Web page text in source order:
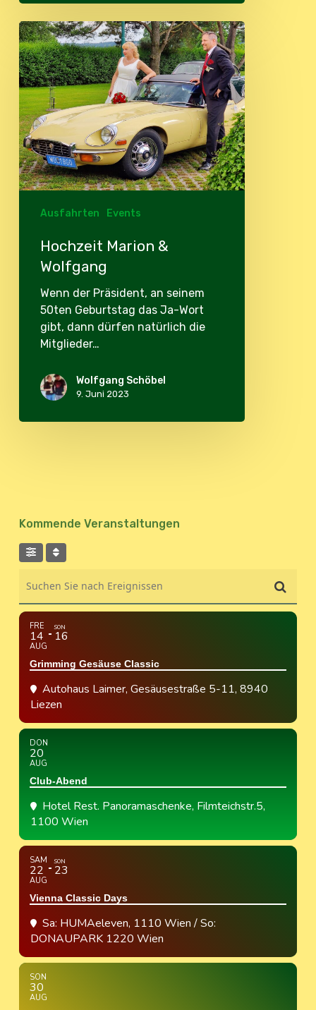
Hochzeit
Marion
&
Wolfgang
Ausfahrten Events
Hochzeit Marion &
Wolfgang
Wenn der Präsident, an seinem
50ten Geburtstag das Ja-Wort
gibt, dann dürfen natürlich die
Mitglieder…
Wolfgang Schöbel
9. Juni 2023
Kommende Veranstaltungen
FRE
14
AUG
SON
16
Grimming Gesäuse Classic
Autohaus Laimer, Gesäusestraße 5-11, 8940
Liezen
DON
20
AUG
Club-Abend
Hotel Rest. Panoramaschenke, Filmteichstr.5,
1100 Wien
SAM
22
AUG
SON
23
Vienna Classic Days
Sa: HUMAeleven, 1110 Wien / So:
DONAUPARK 1220 Wien
SON
30
AUG